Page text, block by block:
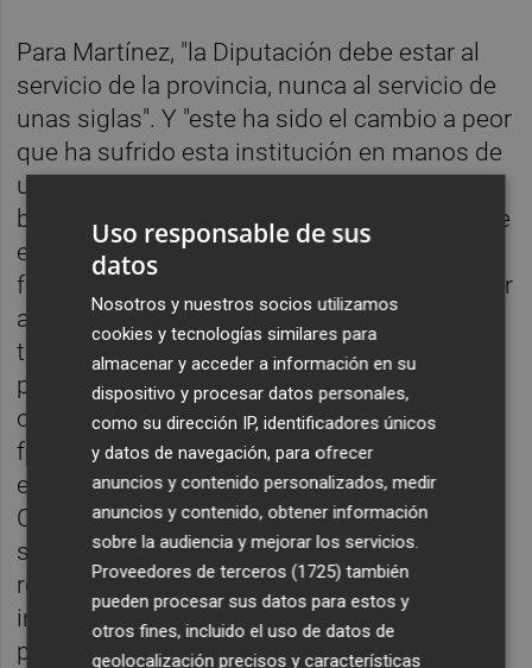
Para Martínez, "la Diputación debe estar al
servicio de la provincia, nunca al servicio de
unas siglas". Y "este ha sido el cambio a peor
que ha sufrido esta institución en manos de
un PSPV que la ha convertido en sucursal
bancaria de la Generalitat Valenciana". Desde
el PP, "nuestro compromiso con la provincia
frente a quienes utilizan su dinero para pagar
a su jefe de filas. Nuestra defensa del
territorio frente a quienes bloquean ayudas
para recuperar la costa o niegan
oportunidades con recortes en materia de
formación y empleo. Y nuestra apuesta por
el liderazgo de una provincia que el PSPV y
Compromís han decidido someter negando
subvenciones que frenen la despoblación o
rechazando pruebas ciclistas
internacionales que son ejemplo de lucha
por la igualdad".
Uso responsable de sus
datos
Nosotros y nuestros socios utilizamos
cookies y tecnologías similares para
almacenar y acceder a información en su
dispositivo y procesar datos personales,
como su dirección IP, identificadores únicos
y datos de navegación, para ofrecer
anuncios y contenido personalizados, medir
anuncios y contenido, obtener información
sobre la audiencia y mejorar los servicios.
Proveedores de terceros (1725) también
pueden procesar sus datos para estos y
otros fines, incluido el uso de datos de
geolocalización precisos y características